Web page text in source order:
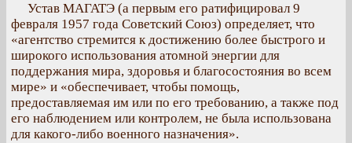
Устав МАГАТЭ (а первым его ратифицировал 9
февраля 1957 года Советский Союз) определяет, что
«агентство стремится к достижению более быстрого и
широкого использования атомной энергии для
поддержания мира, здоровья и благосостояния во всем
мире» и «обеспечивает, чтобы помощь,
предоставляемая им или по его требованию, а также под
его наблюдением или контролем, не была использована
для какого-либо военного назначения».